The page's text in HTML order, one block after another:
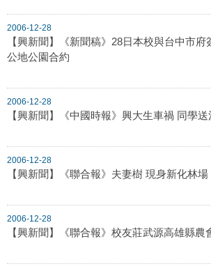
2006-12-28
【興新聞】《新聞稿》28日本校與台中市
公地公園合約
2006-12-28
【興新聞】《中國時報》興大生車禍 同學送
2006-12-28
【興新聞】《聯合報》夫妻樹 現身新化林場
2006-12-28
【興新聞】《聯合報》校友莊武源高雄縣農